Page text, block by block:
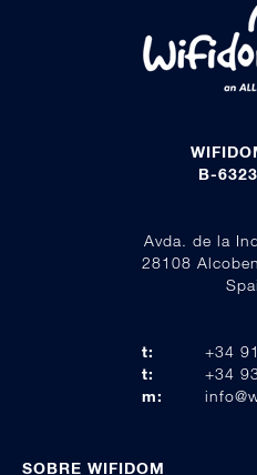
B-
Avda. de la
28108
t:
+34
t:
+34
m:
SOBRE WIFIDOM